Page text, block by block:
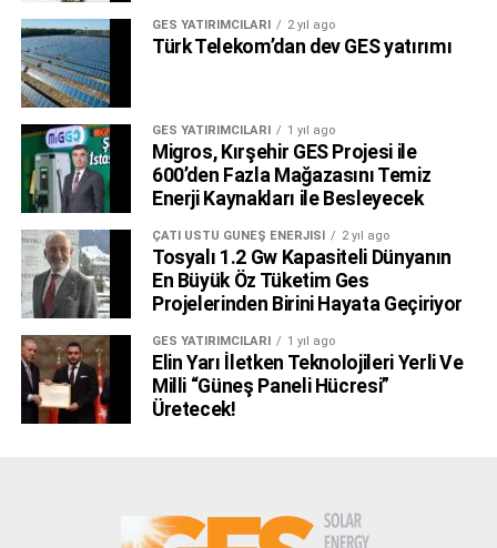
GES YATIRIMCILARI 2 yıl ago
Türk Telekom’dan dev GES yatırımı
GES YATIRIMCILARI 1 yıl ago
Migros, Kırşehir GES Projesi ile
600’den Fazla Mağazasını Temiz
Enerji Kaynakları ile Besleyecek
ÇATI ÜSTÜ GÜNEŞ ENERJISI 2 yıl ago
Tosyalı 1.2 Gw Kapasiteli Dünyanın
En Büyük Öz Tüketim Ges
Projelerinden Birini Hayata Geçiriyor
GES YATIRIMCILARI 1 yıl ago
Elin Yarı İletken Teknolojileri Yerli Ve
Milli “Güneş Paneli Hücresi”
Üretecek!